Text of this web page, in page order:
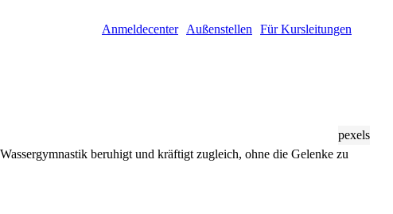
Anmeldecenter Außenstellen Für Kursleitungen
pexels
beruhigt und kräftigt zugleich, ohne die Gelenke zu